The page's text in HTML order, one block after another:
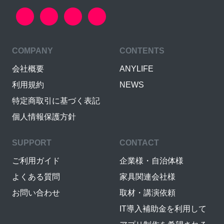
COMPANY
会社概要
利用規約
特定商取引に基づく表記
個人情報保護方針
CONTENTS
ANYLIFE
NEWS
SUPPORT
ご利用ガイド
よくある質問
お問い合わせ
CONTACT
企業様・自治体様
家具関連会社様
取材・講演依頼
IT導入補助金を利用して